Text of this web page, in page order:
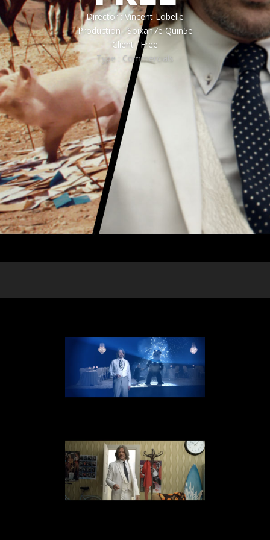
Director : Vincent Lobelle
Production : Soixan7e Quin5e
Client : Free
Type : Commercials